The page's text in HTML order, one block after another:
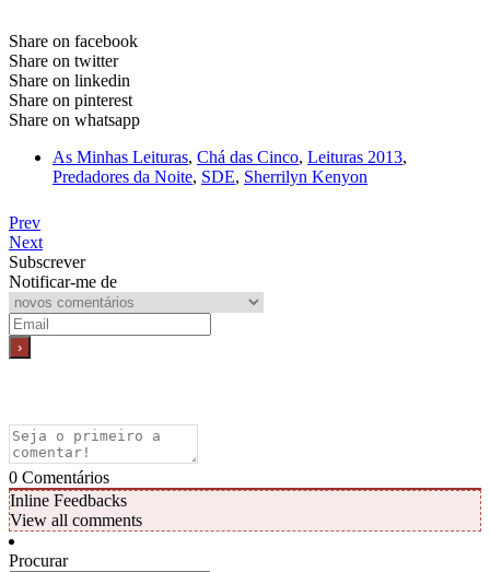
Share on facebook
Share on twitter
Share on linkedin
Share on pinterest
Share on whatsapp
As Minhas Leituras, Chá das Cinco, Leituras 2013,
Predadores da Noite, SDE, Sherrilyn Kenyon
Prev
Next
Subscrever
Notificar-me de
0 Comentários
Inline Feedbacks
View all comments
Procurar